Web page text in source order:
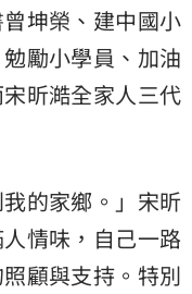
坤榮、建中國小
勵小學員、加油
昕澔全家人三代
我的家鄉。」宋昕
情味，自己一路
顧與支持。特別